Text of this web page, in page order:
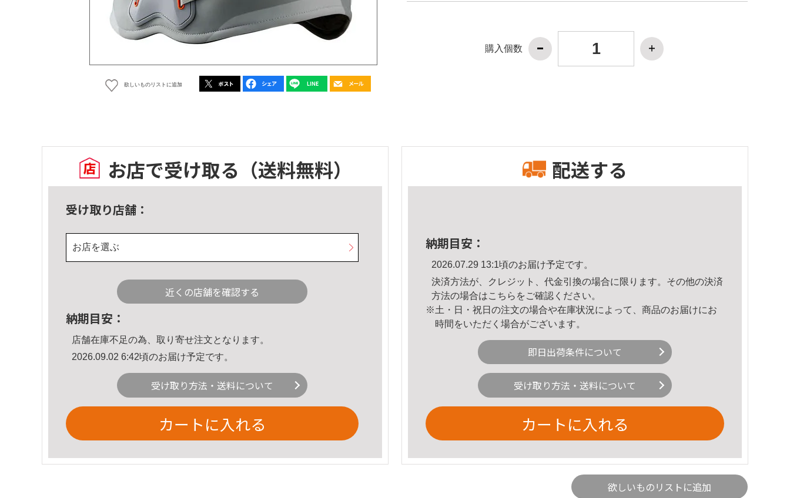
欲しいものリストに追加
購入個数
お店で受け取る （送料無料）
受け取り店舗：
お店を選ぶ
近くの店舗を確認する
納期目安：
店舗在庫不足の為、取り寄せ注文となります。
2026.09.02 6:42頃のお届け予定です。
受け取り方法・送料について
カートに入れる
配送する
納期目安：
2026.07.29 13:1頃のお届け予定です。
決済方法が、クレジット、代金引換の場合に限ります。その他の決済
方法の場合はこちら をご確認ください。
※土・日・祝日の注文の場合や在庫状況によって、商品のお届けにお
時間をいただく場合がございます。
即日出荷条件について
受け取り方法・送料について
カートに入れる
欲しいものリストに追加